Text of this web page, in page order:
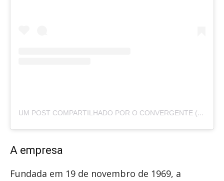
UM POST COMPARTILHADO POR O CONVERGENTE (@O.CONVERGENTE)
A empresa
Fundada em 19 de novembro de 1969, a